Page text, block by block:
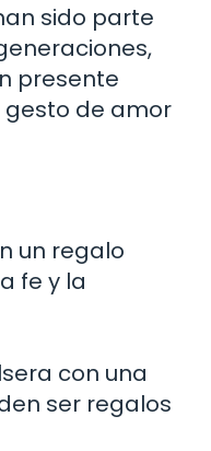
sido parte
presente
gesto de amor
un regalo
fe y la
con una
ser regalos